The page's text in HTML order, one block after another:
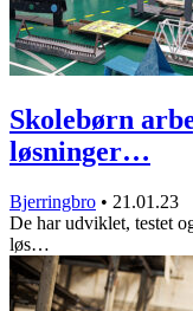
Skolebørn
løsninger…
Bjerringbro • 21.01.23
De har udviklet, testet
løs…